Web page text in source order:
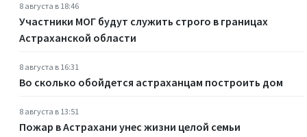
8 августа в 18:46
Участники МОГ будут служить строго в границах
Астраханской области
8 августа в 16:31
Во сколько обойдется астраханцам построить дом
8 августа в 13:51
Пожар в Астрахани унес жизни целой семьи